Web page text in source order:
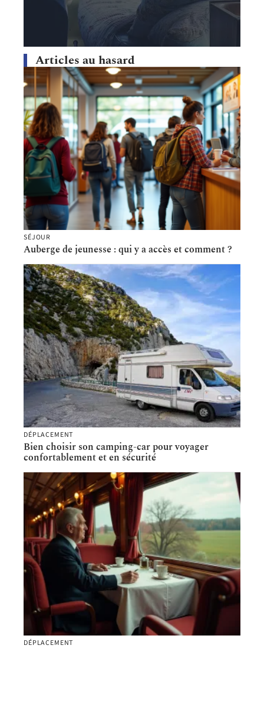
Articles au hasard
SÉJOUR
Auberge de jeunesse : qui y a accès et comment ?
DÉPLACEMENT
Bien choisir son camping-car pour voyager
confortablement et en sécurité
DÉPLACEMENT